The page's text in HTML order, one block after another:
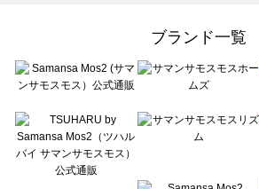
sō4ū（ソウフォーユー）のアウター一覧
Te chichi（テチチ）のアウター一覧
Te chichi CLASSIC（テチチ クラシック）のアウター一覧
Lugnoncure（ルノンキュール）のアウター一覧
BETTY'S BLUE（べティーズブルー）のアウター一覧
Wpc.（ワールドパーティー）のアウター一覧
ブランド一覧